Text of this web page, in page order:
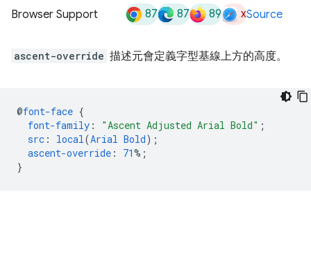
Browser Support 87 87 89 xSource
ascent-override 描述元會定義字型基線上方的高度。
@font-face {
font-family : "Ascent Adjusted Arial Bold" ;
src : local (Arial Bold);
ascent-override : 71%;
}